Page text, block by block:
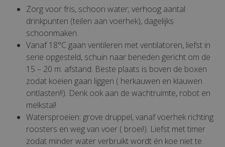
Zorg voor fris, schoon water; verhoog aantal
drinkpunten (teilen aan voerhek), dagelijks
schoonmaken.
Vanaf 18°C gaan ventileren met ventilatoren, liefst in
serie opgesteld, schuin naar beneden gericht om de
15 – 20 m. afstand. Beste plaats is boven de boxen
zodat koeien gaan liggen ( herkauwen en klauwen
ontlasten!!). Denk ook aan de wachtruimte, robot en
melkstal!
Watersproeien: grove druppel, vanaf voerhek richting
roosters en weg van voer ( broei!). Liefst met timer
zodat minder water verbruikt wordt én koe niet te